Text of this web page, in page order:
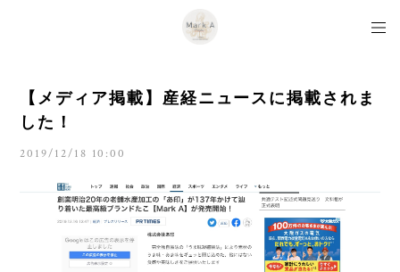
【メディア掲載】産経ニュースに掲載されま
した！
2019/12/18 10:00